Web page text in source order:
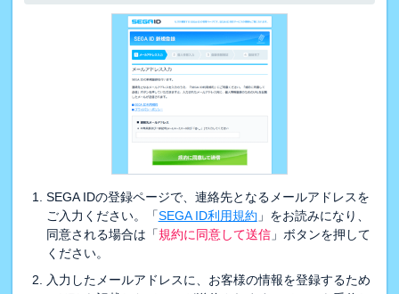
SEGA IDの登録ページで、連絡先となるメールアドレスを
ご入力ください。「SEGA ID利用規約 」をお読みになり、
同意される場合は「規約に同意して送信」ボタンを押して
ください。
入力したメールアドレスに、お客様の情報を登録するため